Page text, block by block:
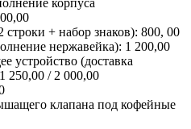
+ набор знаков): 800, 00
нержавейка): 1 200,00
устройство (доставка
250,00 / 2 000,00
клапана под кофейные